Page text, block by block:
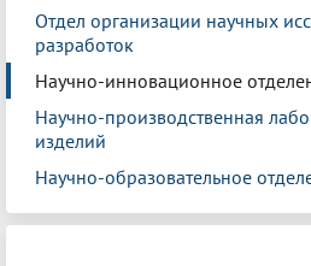
Отдел организации научных
разработок
Научно-инновационное
Научно-производственная
изделий
Научно-образовательное